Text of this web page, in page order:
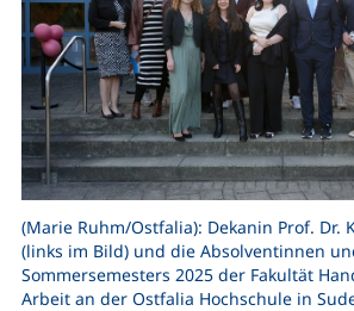
(Marie Ruhm/Ostfalia): Dekanin Prof. Dr.
(links im Bild) und die Absolventinnen
Sommersemesters 2025 der Fakultät
Arbeit an der Ostfalia Hochschule in